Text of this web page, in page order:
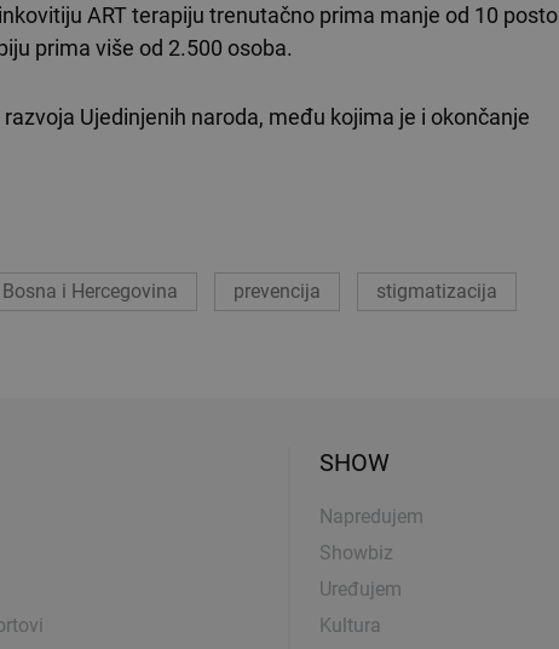
ART terapiju trenutačno prima manje od 10 posto
prima više od 2.500 osoba.
Ujedinjenih naroda, među kojima je i okončanje
Bosna i Hercegovina prevencija stigmatizacija
SHOW
Napredujem
Showbiz
Uređujem
Kultura